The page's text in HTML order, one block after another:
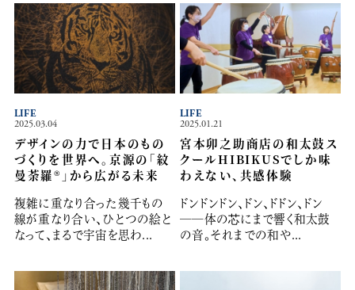
2025.03.04
デザインの力で日本のもの
づくりを世界へ。京源の「紋
曼荼羅®」から広がる未来
複雑に重なり合った幾千もの
線が重なり合い、ひとつの絵と
なって、まるで宇宙を思わ...
LIFE
2025.01.21
宮本卯之助商店の和太鼓ス
クールHIBIKUSでしか味
わえない、共感体験
ドンドンドン、ドン、ドドン、ドン
──体の芯にまで響く和太鼓
の音。それまでの和や...
LIFE